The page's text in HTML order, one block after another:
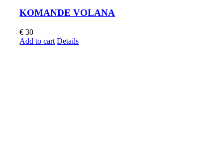
KOMANDE VOLANA
€ 30
Add to cart Details